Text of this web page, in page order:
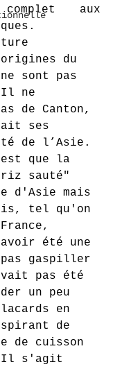
aux
du
sont pas
ne
de Canton,
ses
de l’Asie.
que la
sauté"
d'Asie mais
tel qu'on
été une
pas gaspiller
pas été
un peu
en
de
de cuisson
Il s'agit